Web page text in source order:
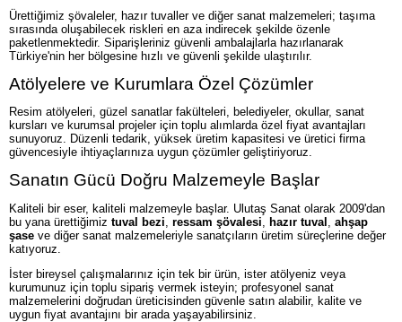
Ürettiğimiz şövaleler, hazır tuvaller ve diğer sanat malzemeleri; taşıma
sırasında oluşabilecek riskleri en aza indirecek şekilde özenle
paketlenmektedir. Siparişleriniz güvenli ambalajlarla hazırlanarak
Türkiye'nin her bölgesine hızlı ve güvenli şekilde ulaştırılır.
Atölyelere ve Kurumlara Özel Çözümler
Resim atölyeleri, güzel sanatlar fakülteleri, belediyeler, okullar, sanat
kursları ve kurumsal projeler için toplu alımlarda özel fiyat avantajları
sunuyoruz. Düzenli tedarik, yüksek üretim kapasitesi ve üretici firma
güvencesiyle ihtiyaçlarınıza uygun çözümler geliştiriyoruz.
Sanatın Gücü Doğru Malzemeyle Başlar
Kaliteli bir eser, kaliteli malzemeyle başlar. Ulutaş Sanat olarak 2009'dan
bu yana ürettiğimiz tuval bezi ressam şövalesi hazır tuval
ahşap
şase ve diğer sanat malzemeleriyle sanatçıların üretim süreçlerine değer
katıyoruz.
İster bireysel çalışmalarınız için tek bir ürün, ister atölyeniz veya
kurumunuz için toplu sipariş vermek isteyin; profesyonel sanat
malzemelerini doğrudan üreticisinden güvenle satın alabilir, kalite ve
uygun fiyat avantajını bir arada yaşayabilirsiniz.